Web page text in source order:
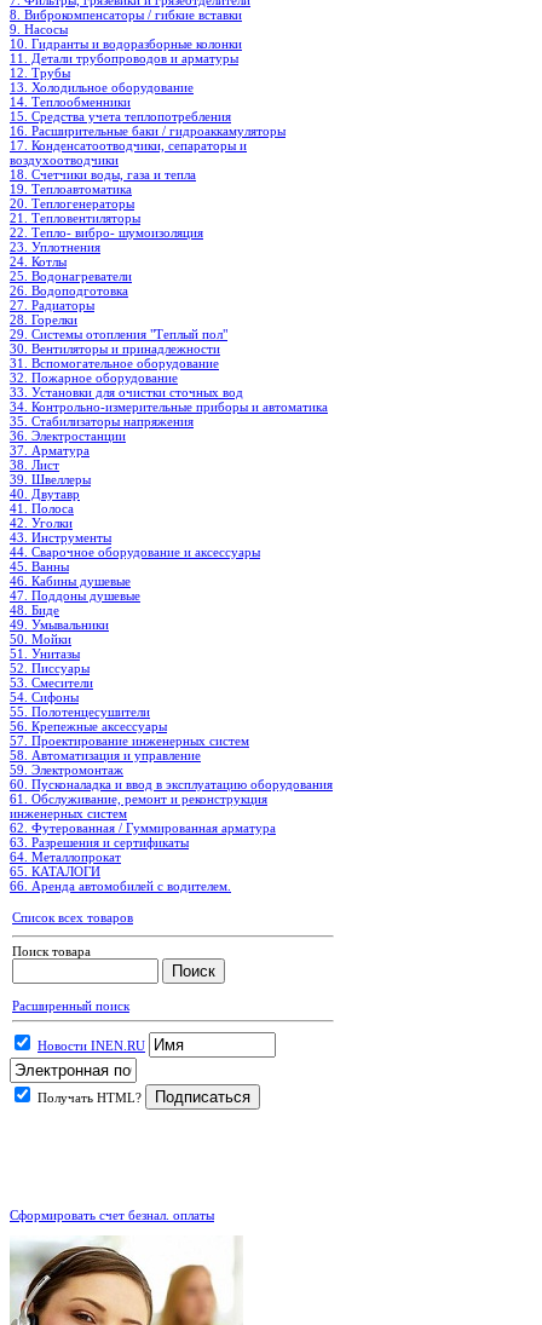
8. Виброкомпенсаторы / гибкие вставки
9. Насосы
10. Гидранты и водоразборные колонки
11. Детали трубопроводов и арматуры
12. Трубы
13. Холодильное oборудование
14. Теплообменники
15. Средства учета теплопотребления
16. Расширительные баки / гидроаккамуляторы
17. Конденсатоотводчики, сепараторы и
воздухоотводчики
18. Счетчики воды, газа и тепла
19. Теплоавтоматика
20. Теплогенераторы
21. Тепловентиляторы
22. Тепло- вибро- шумоизоляция
23. Уплотнения
24. Котлы
25. Водонагреватели
26. Водоподготовка
27. Радиаторы
28. Горелки
29. Системы отопления "Теплый пол"
30. Вентиляторы и принадлежности
31. Вспомогательное оборудование
32. Пожарное оборудование
33. Установки для очистки сточных вод
34. Контрольно-измерительные приборы и автоматика
35. Стабилизаторы напряжения
36. Электростанции
37. Арматура
38. Лист
39. Швеллеры
40. Двутавр
41. Полоса
42. Уголки
43. Инструменты
44. Сварочное оборудование и аксессуары
45. Ванны
46. Кабины душевые
47. Поддоны душевые
48. Биде
49. Умывальники
50. Мойки
51. Унитазы
52. Писсуары
53. Смесители
54. Сифоны
55. Полотенцесушители
56. Крепежные аксессуары
57. Проектирование инженерных систем
58. Автоматизация и управление
59. Электромонтаж
60. Пусконаладка и ввод в эксплуатацию оборудования
61. Обслуживание, ремонт и реконструкция
инженерных систем
62. Футерованная / Гуммированная арматура
63. Разрешения и сертификаты
64. Металлопрокат
65. КАТАЛОГИ
66. Аренда автомобилей с водителем.
Список всех товаров
Поиск товара
Расширенный поиск
Новости INEN.RU
Получать HTML?
Сформировать счет безнал. оплаты